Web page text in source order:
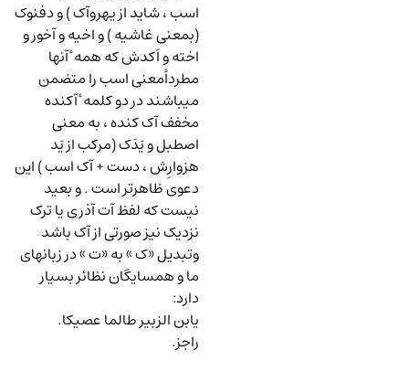
اسب ، شاید از یهروآک ) و دفنوک
(بمعنی غاشیه ) و اخیه و آخور و
اخته و اَکدش که همه ٔ آنها
مطرداًمعنی اسب را متضمن
میباشند در دو کلمه ٔ آکنده
مخفف آک کنده ، به معنی
اصطبل و یَدَک (مرکب از یَد
هزوارِش ، دست + آک اسب ) این
دعوی ظاهرتر است . و بعید
نیست که لفظ آت آذری یا ترک
نزدیک نیز صورتی از آک باشد
وتبدیل «ک » به «ت » در زبانهای
ما و همسایگان نظائر بسیار
دارد:
یابن الزبیر طالما عصیکا.
راجز.